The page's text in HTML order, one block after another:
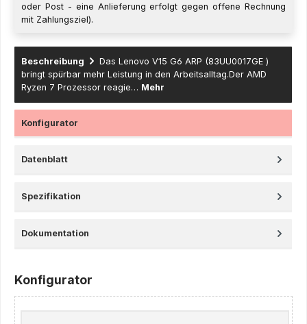
oder Post - eine Anlieferung erfolgt gegen offene Rechnung
mit Zahlungsziel).
Beschreibung
Das Lenovo V15 G6 ARP (83UU0017GE )
bringt spürbar mehr Leistung in den Arbeitsalltag.Der AMD
Ryzen 7 Prozessor reagie… Mehr
Konfigurator
Datenblatt
Spezifikation
Dokumentation
Konfigurator